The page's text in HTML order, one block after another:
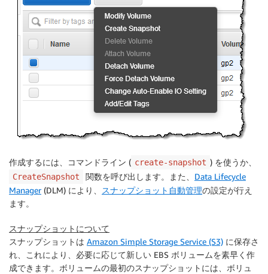
作成するには、コマンドライン ( create-snapshot ) を使うか、
CreateSnapshot 関数を呼び出します。また、 Data Lifecycle
Manager(DLM) により、 スナップショット自動管理の設定が行え
ます。
スナップショットについて
スナップショットは Amazon Simple Storage Service (S3) に保存さ
れ、これにより、必要に応じて新しい EBS ボリュームを素早く作
成できます。ボリュームの最初のスナップショットには、ボリュ